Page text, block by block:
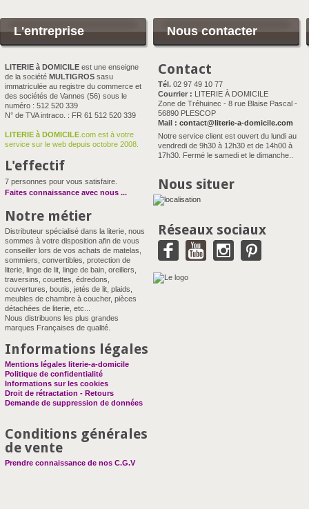
L'entreprise
LITERIE à DOMICILE est une enseigne
de la société MULTIGROS sasu
immatriculée au registre du commerce et
des sociétés de Vannes (56) sous le
numéro : 512 520 339
N° de TVA intraco. : FR 61 512 520 339
LITERIE à DOMICILE .com est à votre
service sur le web depuis octobre 2008.
L'effectif
7 personnes pour vous satisfaire.
Faites connaissance avec nous ...
Notre métier
Distributeur spécialisé dans la literie, nous
sommes à votre disposition afin de vous
conseiller lors de vos achats de matelas,
sommiers, convertibles, protection de
literie, linge de lit, linge de bain, oreillers,
traversins, couettes, édredons,
couvertures, boutis, jetés de lit, plaids,
meubles de chambre à coucher, pièces
détachées de literie, etc...
Nous distribuons les plus grandes
marques Françaises de qualité.
Informations légales
Mentions légales literie-a-domicile
Politique de confidentialité
Informations sur les cookies
Droit de rétractation - Retours
Demande de suppression de données
Conditions générales
de vente
Prendre connaissance de nos C.G.V
Nous contacter
Contact
Tél. 02 97 49 10 77
Courrier : LITERIE À DOMICILE
Zone de Tréhuinec - 8 rue Blaise Pascal -
56890 PLESCOP
Mail : contact@literie-a-domicile.com
Notre service client est ouvert du lundi au
vendredi de 9h30 à 12h30 et de 14h00 à
17h30. Fermé le samedi et le dimanche..
Nous situer
Réseaux sociaux